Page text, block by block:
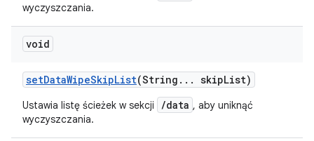
wyczyszczania.
void
setDataWipeSkipList(String . . . skipList)
Ustawia listę ścieżek w sekcji /data , aby uniknąć
wyczyszczania.